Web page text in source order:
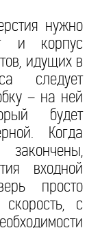
нужно
и корпус
идущих в
следует
– на ней
будет
Когда
входной
просто
с